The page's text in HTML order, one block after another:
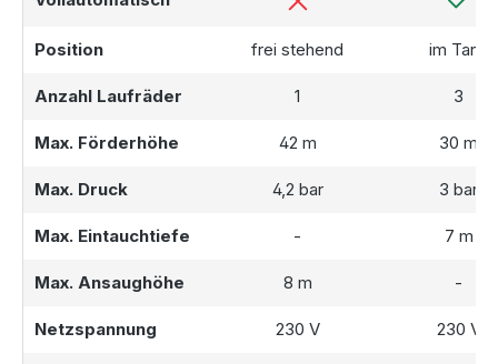
Position frei stehend im Tank
Anzahl Laufräder 1 3
Max. Förderhöhe 42 m 30 m
Max. Druck 4,2 bar 3 bar
Max. Eintauchtiefe - 7 m
Max. Ansaughöhe 8 m -
Netzspannung 230 V 230 V